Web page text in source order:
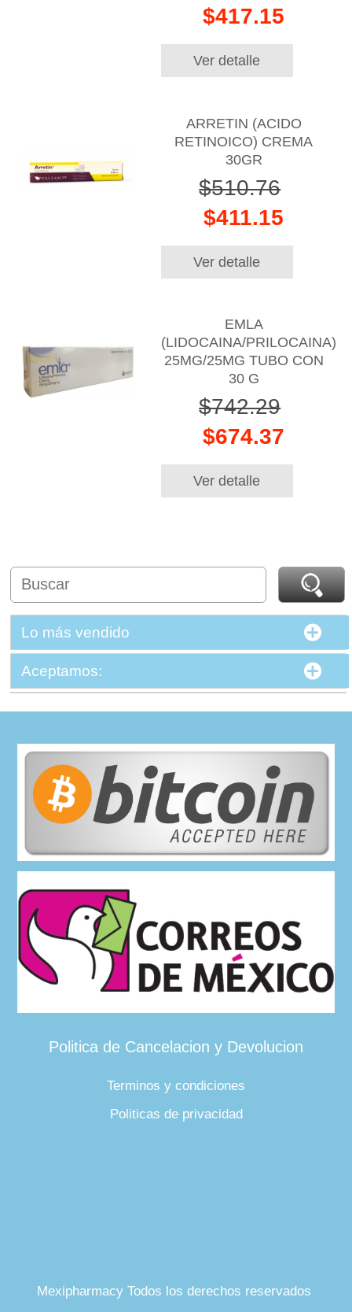
$417.15
Ver detalle
ARRETIN (ACIDO
RETINOICO) CREMA
30GR
$510.76
$411.15
Ver detalle
EMLA
(LIDOCAINA/PRILOCAINA)
25MG/25MG TUBO CON
30 G
$742.29
$674.37
Ver detalle
Lo más vendido
Aceptamos:
Politica de Cancelacion y Devolucion
Terminos y condiciones
Politicas de privacidad
Mexipharmacy Todos los derechos reservados